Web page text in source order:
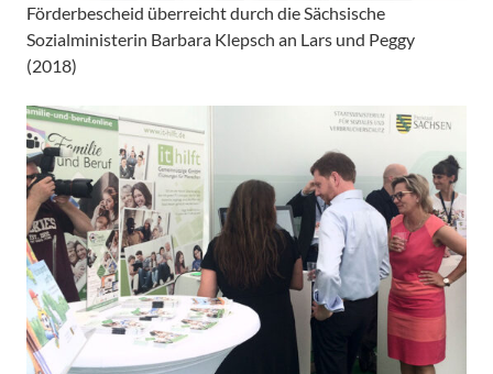
Förderbescheid überreicht durch die Sächsische
Sozialministerin Barbara Klepsch an Lars und Peggy
(2018)